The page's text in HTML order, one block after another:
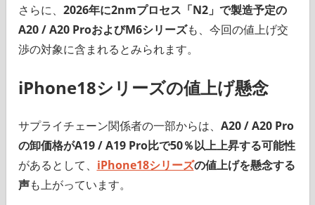
さらに、 2026年に2nmプロセス「N2」で製造予定の
A20 / A20 ProおよびM6シリーズも、今回の値上げ交
渉の対象に含まれるとみられます。
iPhone18シリーズの値上げ懸念
サプライチェーン関係者の一部からは、 A20 / A20 Pro
の卸価格がA19 / A19 Pro比で50％以上上昇する可能性
があるとして、 iPhone18シリーズの値上げを懸念する
声も上がっています。